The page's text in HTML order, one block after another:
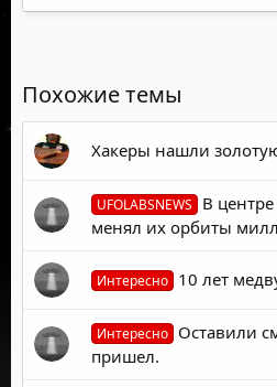
Похожие темы
Хакеры нашли
UFOLABSNEWS
В
менял их орбиты
Интересно 10 лет
Интересно Оставили
пришел.